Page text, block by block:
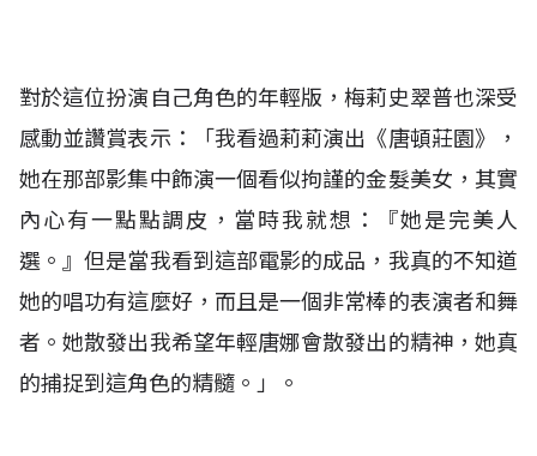
對於這位扮演自己角色的年輕版，梅莉史翠普也深受
感動並讚賞表示：「我看過莉莉演出《唐頓莊園》，
她在那部影集中飾演一個看似拘謹的金髮美女，其實
內心有一點點調皮，當時我就想：『她是完美人
選。』但是當我看到這部電影的成品，我真的不知道
她的唱功有這麼好，而且是一個非常棒的表演者和舞
者。她散發出我希望年輕唐娜會散發出的精神，她真
的捕捉到這角色的精髓。」。